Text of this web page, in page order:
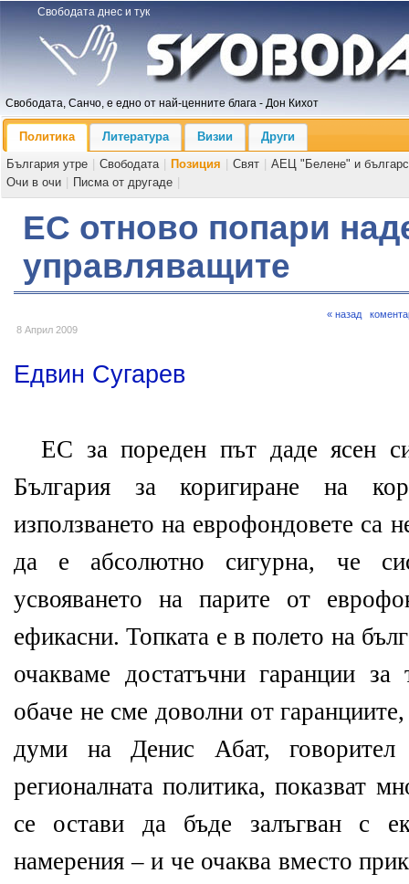
Свободата днес и тук
Свободата, Санчо, е едно от най-ценните блага - Дон Кихот
Политика Литература Визии
Други
България утре
Свободата Позиция Свят
АЕЦ "Белене" и
Очи в очи
Писма от другаде
ЕС отново попари
управляващите
8 Април 2009
« назад
Едвин Сугарев
ЕС за пореден път даде ясен
България за коригиране на
използването на еврофондовете са
да е абсолютно сигурна, че
усвояването на парите от
ефикасни. Топката е в полето на
очакваме достатъчни гаранции
обаче не сме доволни от
думи на Денис Абат,
регионалната политика, показват
се остави да бъде залъгван с
намерения – и че очаква вместо